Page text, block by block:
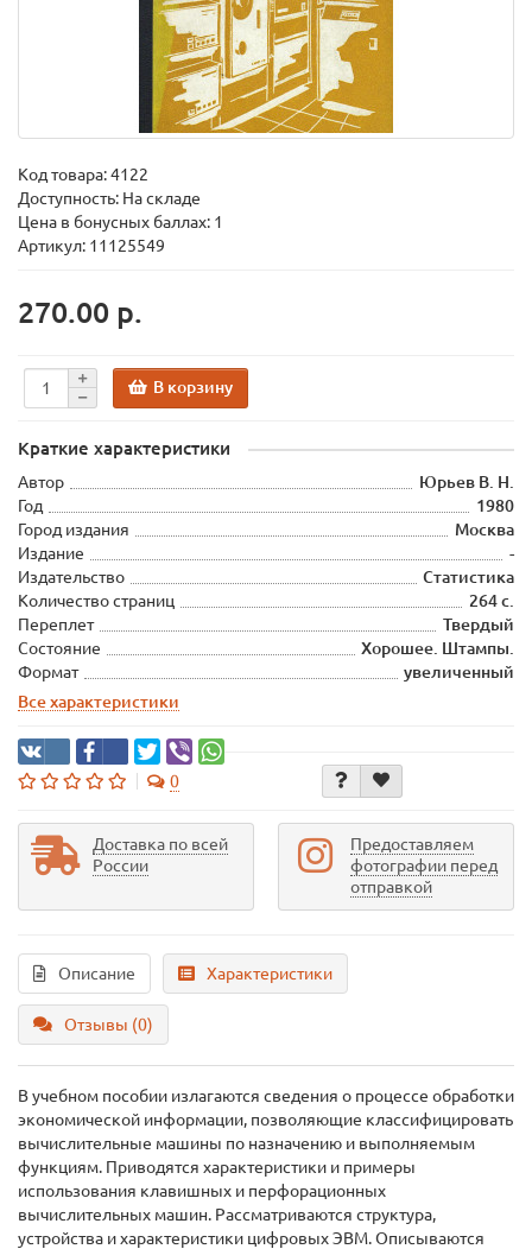
Код товара:4122
Доступность: На складе
Цена в бонусных баллах: 1
Артикул: 11125549
270.00 р.
В корзину
Краткие характеристики
Автор
Юрьев В. Н.
Год
1980
Город издания
Москва
Издание
-
Издательство
Статистика
Количество страниц
264 с.
Переплет
Твердый
Состояние
Хорошее. Штампы.
Формат
увеличенный
Все характеристики
0
Доставка по всей
России
Предоставляем
фотографии перед
отправкой
Описание Характеристики
Отзывы (0)
В учебном пособии излагаются сведения о процессе обработки
экономической информации, позволяющие классифицировать
вычислительные машины по назначению и выполняемым
функциям. Приводятся характеристики и примеры
использования клавишных и перфорационных
вычислительных машин. Рассматриваются структура,
устройства и характеристики цифровых ЭВМ. Описываются